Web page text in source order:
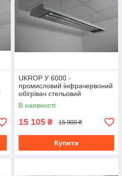
UKROP У 6000 -
промисловий інфрачервоний
обігрівач стельовий
средневолновый
В наявності
15 105 ₴ 15 900 ₴
Купити